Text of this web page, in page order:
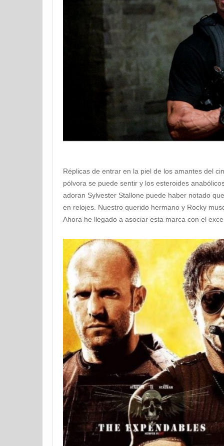
Réplicas de entrar en la piel de los amantes del
pólvora se puede sentir y los esteroides
adoran Sylvester Stallone puede haber notado
en relojes. Nuestro querido hermano y Rocky
Ahora he llegado a asociar esta marca con el